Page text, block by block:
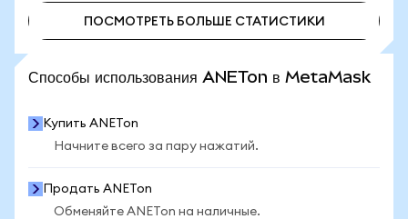
ПОСМОТРЕТЬ БОЛЬШЕ СТАТИСТИКИ
Способы использования ANETon в MetaMask
Купить ANETon
Начните всего за пару нажатий.
Продать ANETon
Обменяйте ANETon на наличные.